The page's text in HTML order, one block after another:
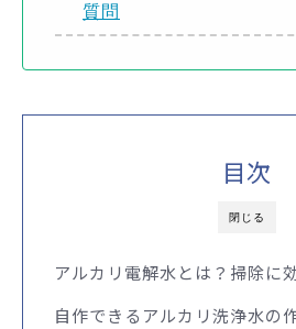
質問
閉じる
目次
アルカリ電解水とは？掃除に
自作できるアルカリ洗浄水の